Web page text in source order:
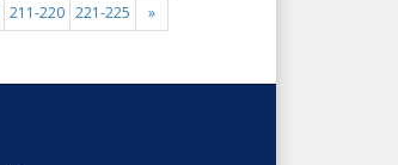
211-220 221-225 »